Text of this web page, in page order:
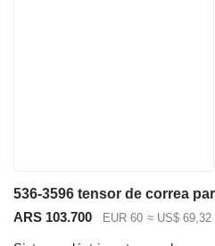
ARS 103.700 EUR 60 ≈ US$ 69,32